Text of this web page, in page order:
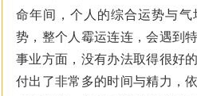
命年间，个人的综合运势与
势，整个人霉运连连，会遇到
事业方面，没有办法取得很好
付出了非常多的时间与精力，